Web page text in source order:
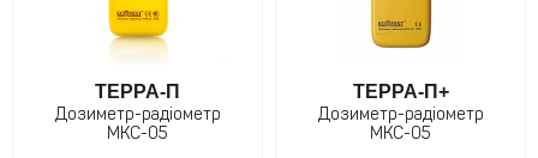
ТЕРРА-П
Дозиметр-радіометр
МКС-05
ТЕРРА-П+
Дозиметр-радіометр
МКС-05